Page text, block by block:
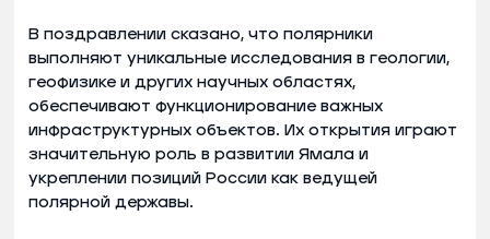
В поздравлении сказано, что полярники
выполняют уникальные исследования в геологии,
геофизике и других научных областях,
обеспечивают функционирование важных
инфраструктурных объектов. Их открытия играют
значительную роль в развитии Ямала и
укреплении позиций России как ведущей
полярной державы.